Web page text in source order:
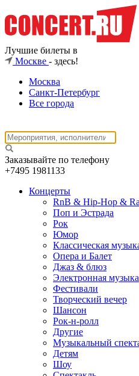
Лучшие билеты в
Москве - здесь!
Москва
Санкт-Петербург
Все города
Заказывайте по телефону
+7495 1981133
Концерты
RnB & Hip-Hop &
Поп и Эстрада
Рок
Юмор
Классическая
Опера и Балет
Джаз & блюз
Электронная музыка
Фестивали
Творческий вечер
Шансон
Рок-н-ролл
Другие
Музыкальный
Детям
Шоу